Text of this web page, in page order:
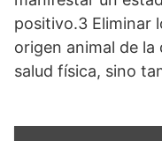
positivo.3 Eliminar
origen animal de
salud física, sino